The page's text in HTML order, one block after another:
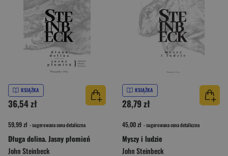
KSIĄŻKA
36,54 zł
59,99 zł - sugerowana cena detaliczna
Długa dolina. Jasny płomień
John Steinbeck
KSIĄŻKA
28,79 zł
45,00 zł - sugerowana cena detaliczna
Myszy i ludzie
John Steinbeck